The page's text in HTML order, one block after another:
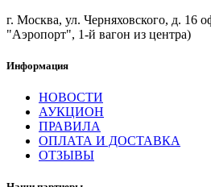
г. Москва, ул. Черняховского, д. 16
"Аэропорт", 1-й вагон из центра)
Информация
НОВОСТИ
АУКЦИОН
ПРАВИЛА
ОПЛАТА И ДОСТАВКА
ОТЗЫВЫ